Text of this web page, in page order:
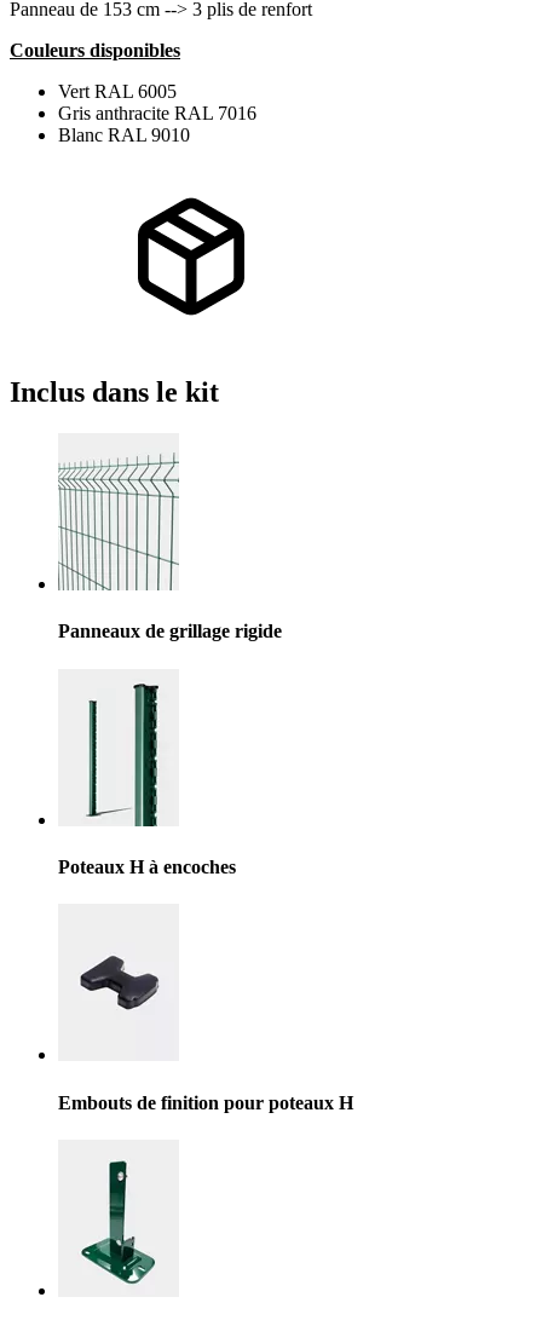
Panneau de 153 cm --> 3 plis de renfort
Couleurs disponibles
Vert RAL 6005
Gris anthracite RAL 7016
Blanc RAL 9010
Inclus dans le kit
Panneaux de grillage rigide
Poteaux H à encoches
Embouts de finition pour poteaux H